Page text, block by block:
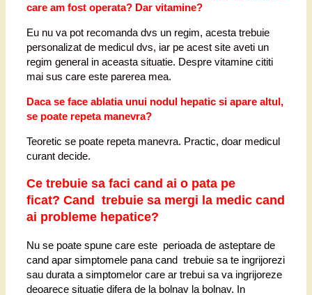
care am fost operata? Dar vitamine?
Eu nu va pot recomanda dvs un regim, acesta trebuie
personalizat de medicul dvs, iar pe acest site aveti un
regim general in aceasta situatie. Despre vitamine cititi
mai sus care este parerea mea.
Daca se face ablatia unui nodul hepatic si apare altul,
se poate repeta manevra?
Teoretic se poate repeta manevra. Practic, doar medicul
curant decide.
Ce trebuie sa faci cand ai o pata pe
ficat? Cand trebuie sa mergi la medic cand
ai probleme hepatice?
Nu se poate spune care este perioada de asteptare de
cand apar simptomele pana cand trebuie sa te ingrijorezi
sau durata a simptomelor care ar trebui sa va ingrijoreze
deoarece situatie difera de la bolnav la bolnav. In